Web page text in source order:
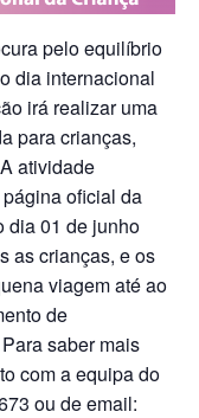
pelo equilíbrio
dia internacional
irá realizar uma
para crianças,
atividade
oficial da
dia 01 de junho
as crianças, e os
viagem até ao
de
saber mais
com a equipa do
ou de email: